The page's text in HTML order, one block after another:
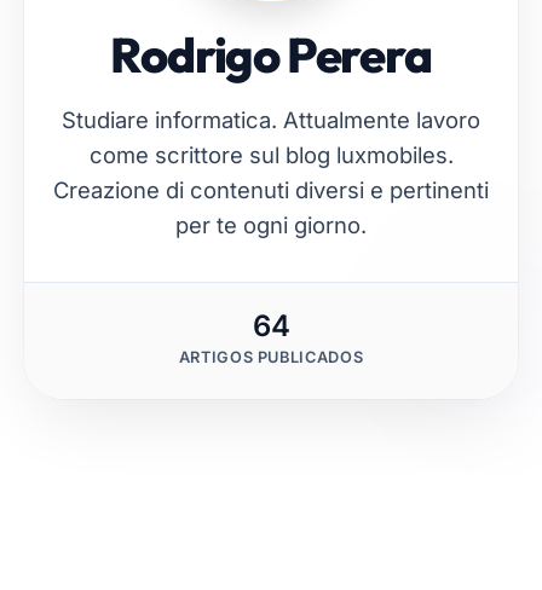
Rodrigo Perera
Studiare informatica. Attualmente lavoro
come scrittore sul blog luxmobiles.
Creazione di contenuti diversi e pertinenti
per te ogni giorno.
64
ARTIGOS PUBLICADOS